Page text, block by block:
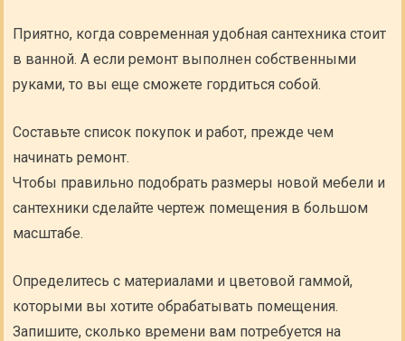
Приятно, когда современная удобная сантехника стоит
в ванной. А если ремонт выполнен собственными
руками, то вы еще сможете гордиться собой.
Составьте список покупок и работ, прежде чем
начинать ремонт.
Чтобы правильно подобрать размеры новой мебели и
сантехники сделайте чертеж помещения в большом
масштабе.
Определитесь с материалами и цветовой гаммой,
которыми вы хотите обрабатывать помещения.
Запишите, сколько времени вам потребуется на